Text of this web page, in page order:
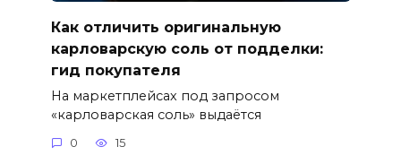
Как отличить оригинальную
карловарскую соль от подделки:
гид покупателя
На маркетплейсах под запросом
«карловарская соль» выдаётся
0 15